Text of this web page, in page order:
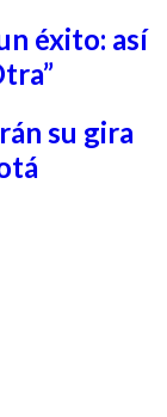
éxito: así
su gira